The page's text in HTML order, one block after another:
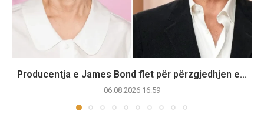
Producentja e James Bond flet për përzgjedhjen e...
06.08.2026 16:59